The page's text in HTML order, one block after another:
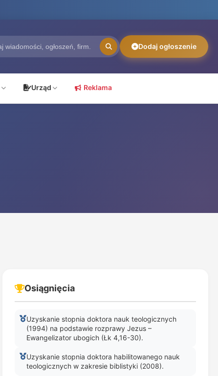
Dodaj ogłoszenie
Urząd Reklama
Osiągnięcia
Uzyskanie stopnia doktora nauk teologicznych
(1994) na podstawie rozprawy Jezus –
Ewangelizator ubogich (Łk 4,16-30).
Uzyskanie stopnia doktora habilitowanego nauk
teologicznych w zakresie biblistyki (2008).